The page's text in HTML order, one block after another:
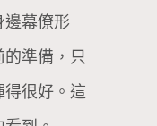
邊幕僚形
準備，只
得很好。這